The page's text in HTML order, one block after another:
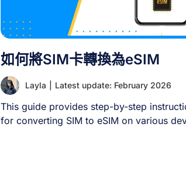
如何將SIM卡轉換為eSIM
Layla Latest update: February 2026
This guide provides step-by-step
for converting SIM to eSIM on various